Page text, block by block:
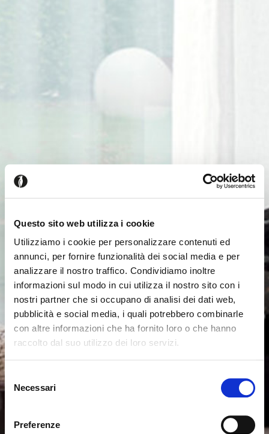
Questo sito web utilizza i cookie
Utilizziamo i cookie per personalizzare contenuti ed
annunci, per fornire funzionalità dei social media e per
analizzare il nostro traffico. Condividiamo inoltre
informazioni sul modo in cui utilizza il nostro sito con i
nostri partner che si occupano di analisi dei dati web,
pubblicità e social media, i quali potrebbero combinarle
con altre informazioni che ha fornito loro o che hanno
raccolto dal suo utilizzo dei loro servizi.
Selezione
delNecessari
Preferenze
depuis un autre pays
Vous consultez actuellement le site Calligaris pour
France. Souhaitez-vous passer au site en États-Unis ?
Erreur de Connexion Fermer
pas que le mot de passe est sensible à la casse.